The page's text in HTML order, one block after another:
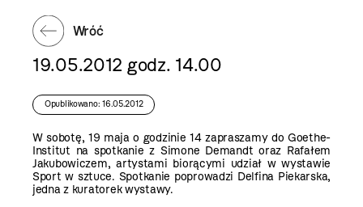
Wróć
19.05.2012 godz. 14.00
Opublikowano: 16.05.2012
W sobotę, 19 maja o godzinie 14 zapraszamy do Goethe-
Institut na spotkanie z Simone Demandt oraz Rafałem
Jakubowiczem, artystami biorącymi udział w wystawie
Sport w sztuce. Spotkanie poprowadzi Delfina Piekarska,
jedna z kuratorek wystawy.